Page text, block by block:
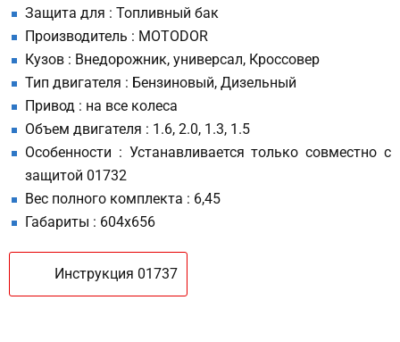
Защита для : Топливный бак
Производитель : MOTODOR
Кузов : Внедорожник, универсал, Кроссовер
Тип двигателя : Бензиновый, Дизельный
Привод : на все колеса
Объем двигателя : 1.6, 2.0, 1.3, 1.5
Особенности : Устанавливается только совместно с
защитой 01732
Вес полного комплекта : 6,45
Габариты : 604х656
Инструкция 01737